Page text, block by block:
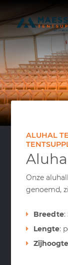
ALUHAL
Onze
genoemd,
Breedte:
Lengte:
Zijhoogte